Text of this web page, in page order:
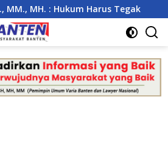
: Hukum Harus Tegak